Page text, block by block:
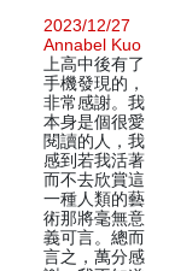
2023/12/27
Annabel Kuo
上高中後有了
手機發現的，
非常感謝。我
本身是個很愛
閱讀的人，我
感到若我活著
而不去欣賞這
一種人類的藝
術那將毫無意
義可言。總而
言之，萬分感